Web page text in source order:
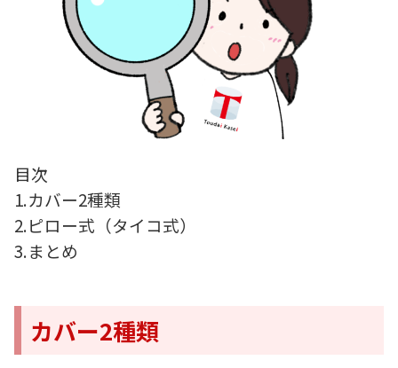
目次
1.カバー2種類
2.ピロー式（タイコ式）
3.まとめ
カバー2種類